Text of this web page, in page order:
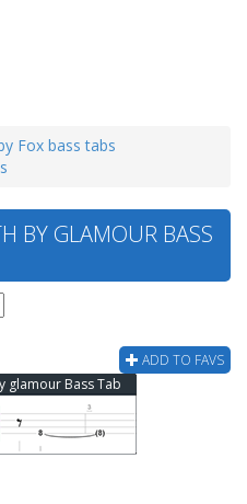
Fox bass tabs
BY GLAMOUR BASS
ADD TO FAVS
glamour Bass Tab